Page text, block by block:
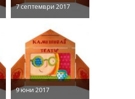
7 септември 2017
9 юни 2017